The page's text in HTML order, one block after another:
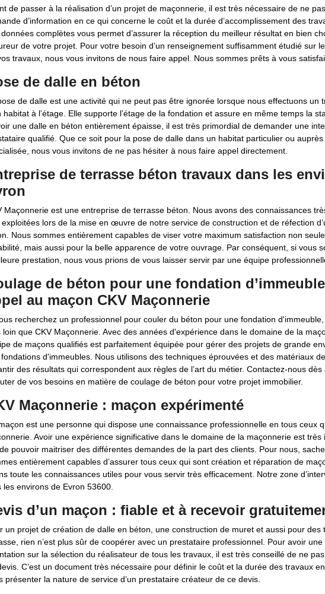
de passer à la réalisation d’un projet de maçonnerie, il est très nécessaire de ne
d’information en ce qui concerne le coût et la durée d’accomplissement des
complètes vous permet d’assurer la réception du meilleur résultat en bien
de votre projet. Pour votre besoin d’un renseignement suffisamment étudié sur
travaux, nous vous invitons de nous faire appel. Nous sommes prêts à vous
de dalle en béton
de dalle est une activité qui ne peut pas être ignorée lorsque nous effectuons un
habitat à l’étage. Elle supporte l’étage de la fondation et assure en même temps la
une dalle en béton entièrement épaisse, il est très primordial de demander une
qualifié. Que ce soit pour la pose de dalle dans un habitat particulier ou auprès
nous vous invitons de ne pas hésiter à nous faire appel directement.
de terrasse béton travaux dans les
Maçonnerie est une entreprise de terrasse béton. Nous avons des connaissances
lors de la mise en œuvre de notre service de construction et de réfection
Nous sommes entièrement capables de viser votre maximum satisfaction non
mais aussi pour la belle apparence de votre ouvrage. Par conséquent, si vous
prestation, nous vous prions de vous laisser servir par une équipe
de béton pour une fondation
au maçon CKV Maçonnerie
recherchez un professionnel pour couler du béton pour une fondation
loin que CKV Maçonnerie. Avec des années d'expérience dans le domaine de la
de maçons qualifiés est parfaitement équipée pour gérer des projets de grande
d'immeubles. Nous utilisons des techniques éprouvées et des matériaux
des résultats qui correspondent aux règles de l’art du métier. Contactez-nous
de vos besoins en matière de coulage de béton pour votre projet immobilier.
Maçonnerie : maçon expérimenté
est une personne qui dispose une connaissance professionnelle en tous ceux
Avoir une expérience significative dans le domaine de la maçonnerie est très
pouvoir maitriser des différentes demandes de la part des clients. Pour nous,
entièrement capables d’assurer tous ceux qui sont création et réparation de
toute les connaissances utiles pour vous servir très efficacement. Notre zone
les environs de Evron 53600.
d’un maçon : fiable et à recevoir
un projet de création de dalle en béton, une construction de muret et aussi pour des
rien n’est plus sûr de coopérer avec un prestataire professionnel. Pour avoir
sur la sélection du réalisateur de tous les travaux, il est très conseillé de ne
C’est un document très nécessaire pour définir le coût et la durée des travaux
présenter la nature de service d’un prestataire créateur de ce devis.